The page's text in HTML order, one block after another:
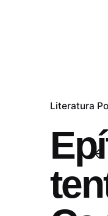
Literatura